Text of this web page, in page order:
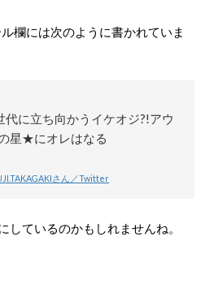
欄には次のように書かれていま
に立ち向かうイケオジ?!アウ
星★にオレはなる
さん／Twitter
しているのかもしれませんね。